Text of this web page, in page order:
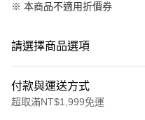
※ 本商品不適用折價券
請選擇商品選項
付款與運送方式
超取滿NT$1,999免運